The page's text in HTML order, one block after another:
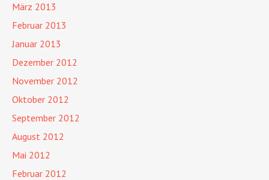
März 2013
Februar 2013
Januar 2013
Dezember 2012
November 2012
Oktober 2012
September 2012
August 2012
Mai 2012
Februar 2012